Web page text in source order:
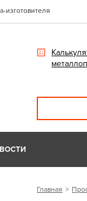
изготовителя
Главная